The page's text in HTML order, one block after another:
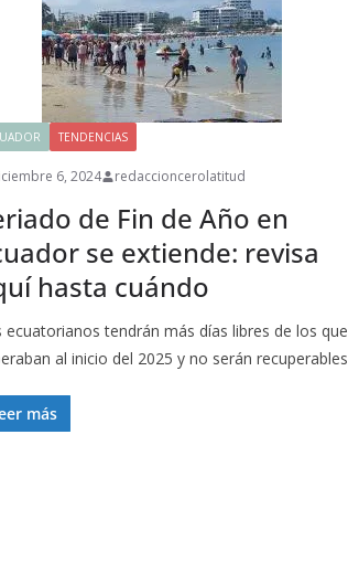
TENDENCIAS
6, 2024 redaccioncerolatitud
de Fin de Año en
se extiende: revisa
hasta cuándo
ecuatorianos tendrán más días libres de los que
al inicio del 2025 y no serán recuperables
más